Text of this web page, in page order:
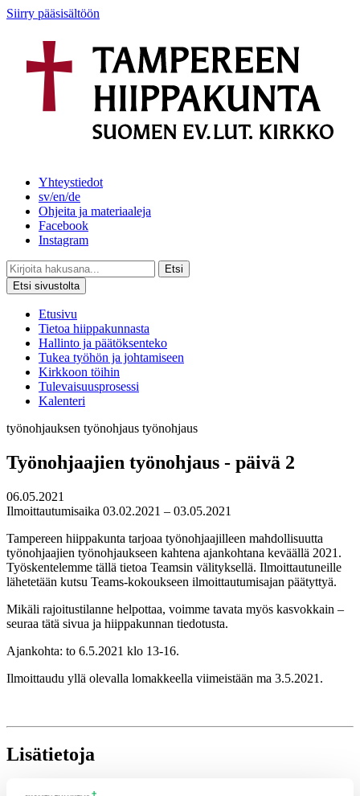
Siirry pääsisältöön
Yhteystiedot
sv/en/de
Ohjeita ja materiaaleja
Facebook
Instagram
Etsi
Etsi sivustolta
Etusivu
Tietoa hiippakunnasta
Hallinto ja päätöksenteko
Tukea työhön ja johtamiseen
Kirkkoon töihin
Tulevaisuusprosessi
Kalenteri
työnohjauksen työnohjaus työnohjaus
Työnohjaajien työnohjaus - päivä 2
06.05.2021
Ilmoittautumisaika 03.02.2021 – 03.05.2021
Tampereen hiippakunta tarjoaa työnohjaajilleen mahdollisuutta
työnohjaajien työnohjaukseen kahtena ajankohtana keväällä 2021.
Työskentelemme tällä tietoa Teamsin välityksellä. Ilmoittautuneille
lähetetään kutsu Teams-kokoukseen ilmoittautumisajan päätyttyä.
Mikäli rajoitustilanne helpottaa, voimme tavata myös kasvokkain –
seuraa tätä sivua ja hiippakunnan tiedotusta.
Ajankohta: to 6.5.2021 klo 13-16.
Ilmoittaudu yllä olevalla lomakkeella viimeistään ma 3.5.2021.
Lisätietoja
mikko.h.lehtovaara@evl.fi